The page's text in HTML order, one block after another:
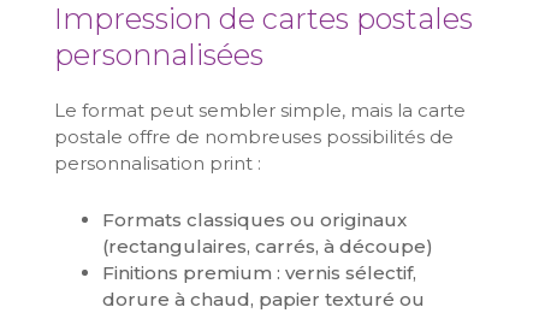
Impression de cartes postales
personnalisées
Le format peut sembler simple, mais la carte
postale offre de nombreuses possibilités de
personnalisation print :
Formats classiques ou originaux
(rectangulaires, carrés, à découpe)
Finitions premium : vernis sélectif,
dorure à chaud, papier texturé ou